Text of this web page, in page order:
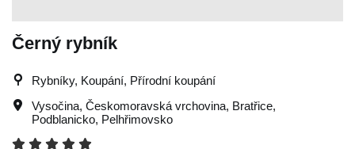
Černý rybník
Rybníky, Koupání, Přírodní koupání
Vysočina, Českomoravská vrchovina, Bratřice,
Podblanicko, Pelhřimovsko